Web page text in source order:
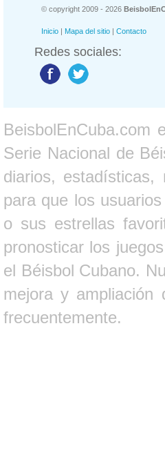
© copyright 2009 - 2026
Inicio | Mapa del sitio | Contacto
Redes sociales:
BeisbolEnCuba.com
Serie Nacional de
diarios,
para que los
o sus estrellas
pronosticar los
el Béisbol Cubano.
mejora y
frecuentemente.